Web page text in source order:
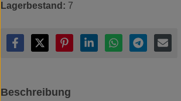
Lagerbestand: 7
Beschreibung